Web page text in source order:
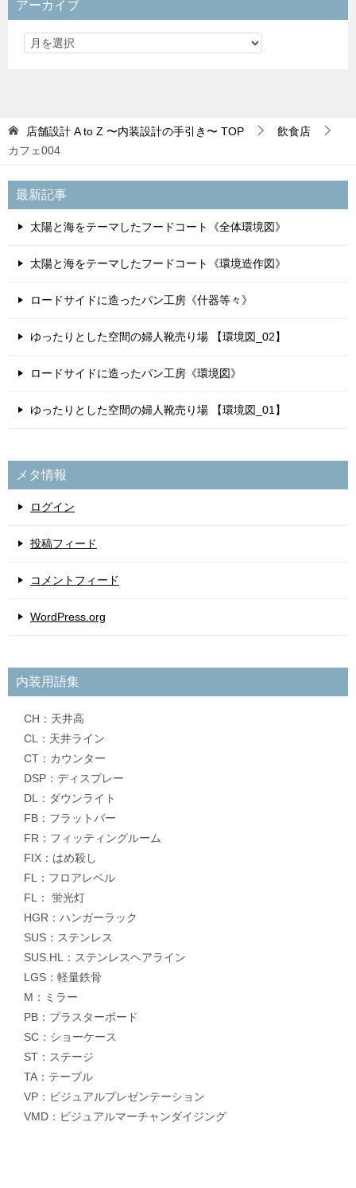
アーカイブ
店舗設計 A to Z 〜内装設計の手引き〜 TOP
飲食店
カフェ004
最新記事
太陽と海をテーマしたフードコート《全体環境図》
太陽と海をテーマしたフードコート《環境造作図》
ロードサイドに造ったパン工房《什器等々》
ゆったりとした空間の婦人靴売り場 【環境図_02】
ロードサイドに造ったパン工房《環境図》
ゆったりとした空間の婦人靴売り場 【環境図_01】
メタ情報
ログイン
投稿フィード
コメントフィード
WordPress.org
内装用語集
CH：天井高
CL：天井ライン
CT：カウンター
DSP：ディスプレー
DL：ダウンライト
FB：フラットバー
FR：フィッティングルーム
FIX：はめ殺し
FL：フロアレベル
FL： 蛍光灯
HGR：ハンガーラック
SUS：ステンレス
SUS.HL：ステンレスヘアライン
LGS：軽量鉄骨
M：ミラー
PB：プラスターボード
SC：ショーケース
ST：ステージ
TA：テーブル
VP：ビジュアルプレゼンテーション
VMD：ビジュアルマーチャンダイジング